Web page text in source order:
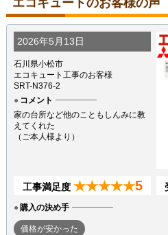
2026年5月13日
石川県小松市
エコキュート工事のお客様
SRT-N376-2
コメント
家の台所など他のこともしんみに教
えてくれた
（ご本人様より）
工事満足度 ★★★★★5
購入の決め手
価格が安かった